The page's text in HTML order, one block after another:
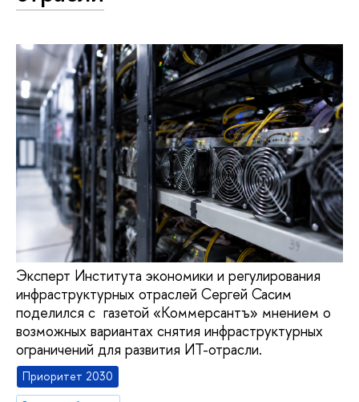
Эксперт Института экономики и регулирования
инфраструктурных отраслей Сергей Сасим
поделился с газетой «Коммерсантъ» мнением о
возможных вариантах снятия инфраструктурных
ограничений для развития ИТ-отрасли.
Приоритет 2030